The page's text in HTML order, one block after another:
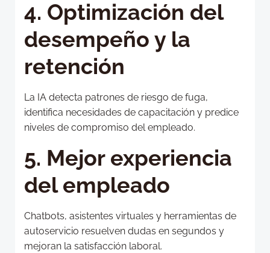
4. Optimización del
desempeño y la
retención
La IA detecta patrones de riesgo de fuga,
identifica necesidades de capacitación y predice
niveles de compromiso del empleado.
5. Mejor experiencia
del empleado
Chatbots, asistentes virtuales y herramientas de
autoservicio resuelven dudas en segundos y
mejoran la satisfacción laboral.